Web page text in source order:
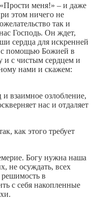
меня!» – и даже
этом ничего не
так и
Господь. Он ждет,
сердца для искренней
с помощью Божией в
и с чистым сердцем и
нами и скажем:
взаимное озлобление,
нас и отдаляет
как этого требует
Богу нужна наша
не осуждать, всех
в
с себя накопленные